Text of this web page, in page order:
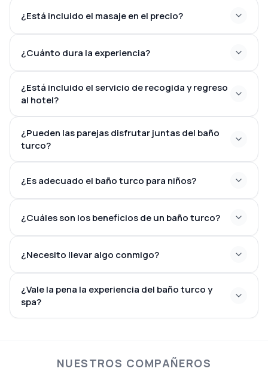
¿Está incluido el masaje en el precio?
¿Cuánto dura la experiencia?
¿Está incluido el servicio de recogida y regreso
al hotel?
¿Pueden las parejas disfrutar juntas del baño
turco?
¿Es adecuado el baño turco para niños?
¿Cuáles son los beneficios de un baño turco?
¿Necesito llevar algo conmigo?
¿Vale la pena la experiencia del baño turco y
spa?
NUESTROS COMPAÑEROS